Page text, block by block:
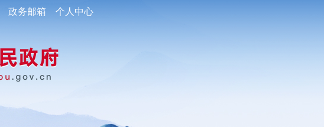
政务邮箱 个人中心